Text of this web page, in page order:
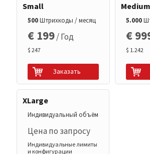
Small
500Штрихкоды / месяц
€ 199/ Год
$ 247
Заказать
Medium
5.000
€
$ 1.242
XLarge
Индивидуальный объём
Цена по запросу
Индивидуальные лимиты
и конфигурации